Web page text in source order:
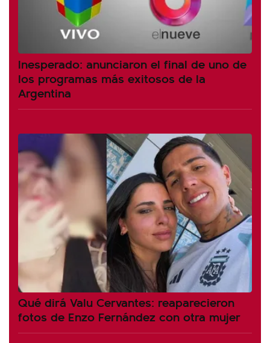
Inesperado: anunciaron el final de uno de
los programas más exitosos de la
Argentina
Qué dirá Valu Cervantes: reaparecieron
fotos de Enzo Fernández con otra mujer